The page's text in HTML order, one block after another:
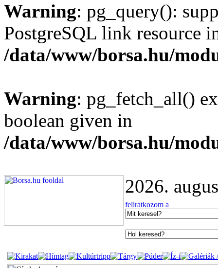
Warning: pg_query():
PostgreSQL link resource
/data/www/borsa.hu/
Warning: pg_fetch_all()
boolean given in
/data/www/borsa.hu/
2026.